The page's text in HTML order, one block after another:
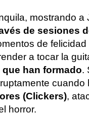
mostrando a
de sesiones
de
a tocar la
han formado.
cuando
(Clickers),
horror.